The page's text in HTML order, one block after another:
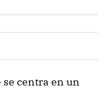
se centra en un